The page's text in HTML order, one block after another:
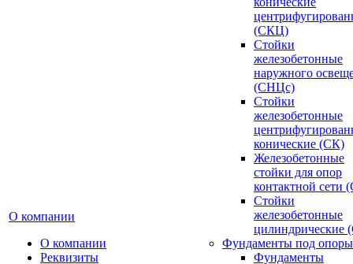
О компании
О компании
Реквизиты
(СКЦ)
Стойки
железобетонные
наружного
(СНЦс)
Стойки
железобетонные
конические (СК)
Железобетонные
стойки для опор
контактной сети
Стойки
железобетонные
цилиндрические
Фундаменты под опоры
Фундаменты